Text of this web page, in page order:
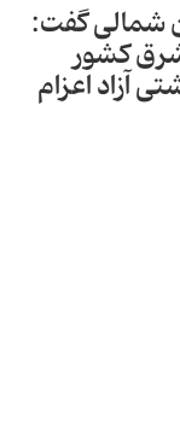
شمالی گفت:
کشور
آزاد اعزام